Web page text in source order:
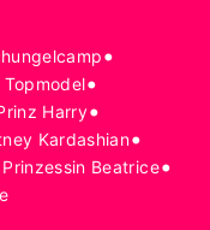
•
•
Harry•
Kardashian•
Prinzessin Beatrice•